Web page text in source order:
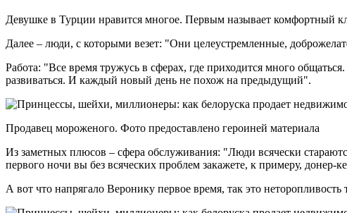
Девушке в Турции нравится многое. Первым называет комфортный
Далее – люди, с которыми везет: "Они целеустремленные,
Работа: "Все время тружусь в сферах, где приходится много
развиваться. И каждый новый день не похож на предыдущий".
Продавец мороженого. Фото предоставлено героиней материала
Из заметных плюсов – сфера обслуживания: "Люди всячески
первого ночи вы без всяческих проблем закажете, к примеру,
А вот что напрягало Веронику первое время, так это неторопливость